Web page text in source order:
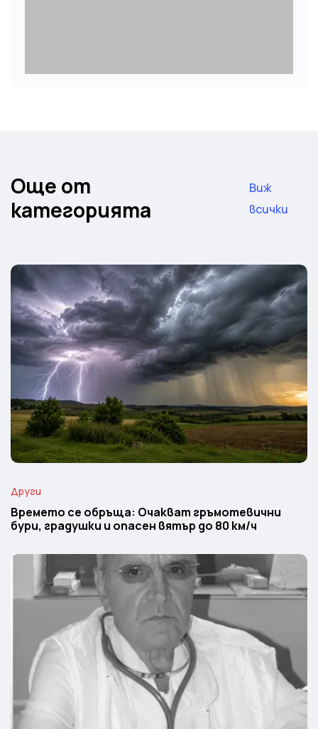
Още от
категорията
Виж
всички
Други
Времето се обръща: Очакват гръмотевични
бури, градушки и опасен вятър до 80 км/ч